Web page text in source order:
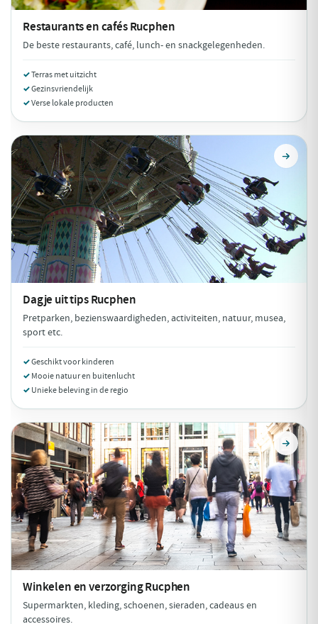
Restaurants en cafésRucphen
De beste restaurants, café, lunch- en snackgelegenheden.
Terras met uitzicht
Gezinsvriendelijk
Verse lokale producten
Dagje uit tipsRucphen
Pretparken, bezienswaardigheden, activiteiten, natuur, musea,
sport etc.
Geschikt voor kinderen
Mooie natuur en buitenlucht
Unieke beleving in de regio
Winkelen en verzorgingRucphen
Supermarkten, kleding, schoenen, sieraden, cadeaus en
accessoires.